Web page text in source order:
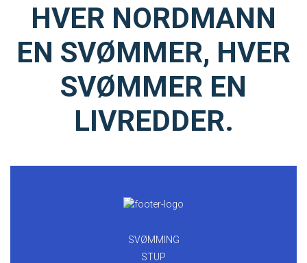
HVER NORDMANN
EN SVØMMER, HVER
SVØMMER EN
LIVREDDER.
SVØMMING
STUP